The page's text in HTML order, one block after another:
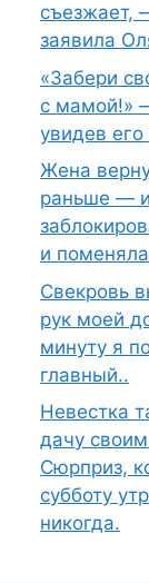
съезжает,
заявила
«Забери
с мамой!»
увидев
Жена
раньше —
и
Свекровь
рук моей
минуту я
главный..
Невестка
дачу
Сюрприз,
субботу
никогда.